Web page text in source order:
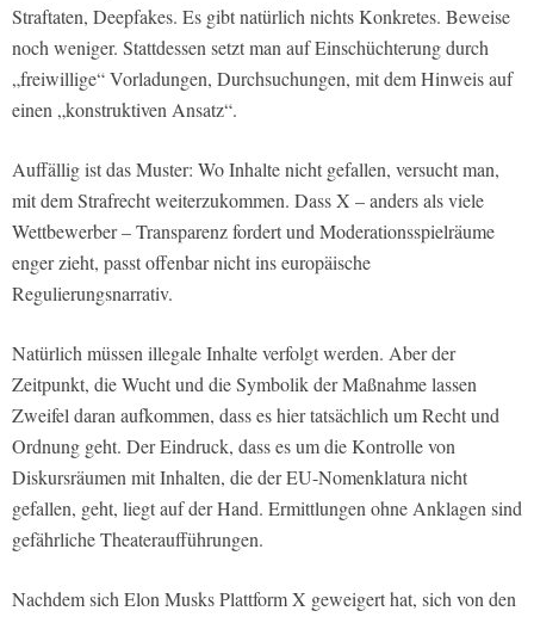
Straftaten, Deepfakes. Es gibt natürlich nichts Konkretes. Beweise
noch weniger. Stattdessen setzt man auf Einschüchterung durch
„freiwillige“ Vorladungen, Durchsuchungen, mit dem Hinweis auf
einen „konstruktiven Ansatz“.
Auffällig ist das Muster: Wo Inhalte nicht gefallen, versucht man,
mit dem Strafrecht weiterzukommen. Dass X – anders als viele
Wettbewerber – Transparenz fordert und Moderationsspielräume
enger zieht, passt offenbar nicht ins europäische
Regulierungsnarrativ.
Natürlich müssen illegale Inhalte verfolgt werden. Aber der
Zeitpunkt, die Wucht und die Symbolik der Maßnahme lassen
Zweifel daran aufkommen, dass es hier tatsächlich um Recht und
Ordnung geht. Der Eindruck, dass es um die Kontrolle von
Diskursräumen mit Inhalten, die der EU-Nomenklatura nicht
gefallen, geht, liegt auf der Hand. Ermittlungen ohne Anklagen sind
gefährliche Theateraufführungen.
Nachdem sich Elon Musks Plattform X geweigert hat, sich von den